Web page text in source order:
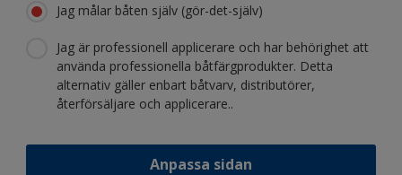
Jag målar båten själv (gör-det-själv)
Jag är professionell applicerare och har behörighet att
använda professionella båtfärgprodukter. Detta
alternativ gäller enbart båtvarv, distributörer,
återförsäljare och applicerare..
Anpassa sidan
Följ International: